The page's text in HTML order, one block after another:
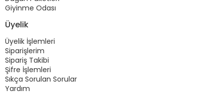
Giyinme Odası
Üyelik
Üyelik İşlemleri
Siparişlerim
Sipariş Takibi
Şifre İşlemleri
Sıkça Sorulan Sorular
Yardım